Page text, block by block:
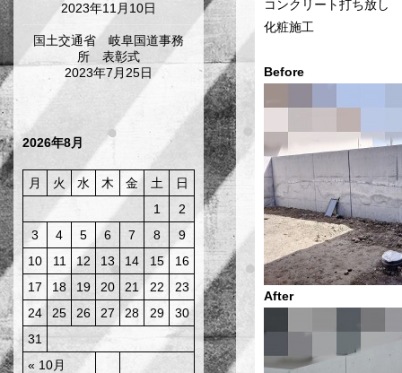
2023年11月10日
国土交通省 岐阜国道事務
所 表彰式
2023年7月25日
2026年8月
月 火 水 木 金 土 日
« 10月
1
2
3
4 5 6 7 8
9
10
11 12 13 14 15
16
17
18 19 20 21 22
23
24
25 26 27 28 29
30
31
コンクリート打ち放し
化粧施工
Before
After